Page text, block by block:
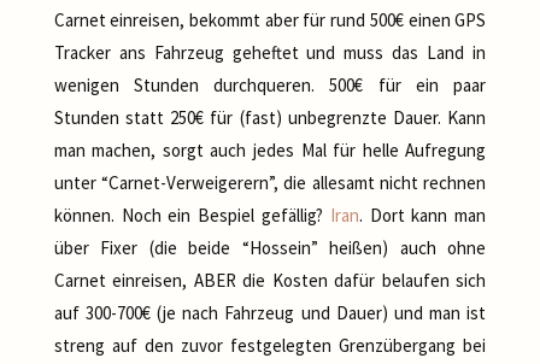
Carnet einreisen, bekommt aber für rund 500€ einen GPS
Tracker ans Fahrzeug geheftet und muss das Land in
wenigen Stunden durchqueren. 500€ für ein paar
Stunden statt 250€ für (fast) unbegrenzte Dauer. Kann
man machen, sorgt auch jedes Mal für helle Aufregung
unter “Carnet-Verweigerern”, die allesamt nicht rechnen
können. Noch ein Bespiel gefällig? Iran. Dort kann man
über Fixer (die beide “Hossein” heißen) auch ohne
Carnet einreisen, ABER die Kosten dafür belaufen sich
auf 300-700€ (je nach Fahrzeug und Dauer) und man ist
streng auf den zuvor festgelegten Grenzübergang bei